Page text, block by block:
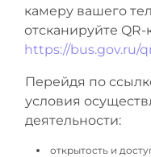
камеру вашего
отсканируйте QR-
https://bus.gov.ru/
Перейдя по
условия
деятельности:
открытость и